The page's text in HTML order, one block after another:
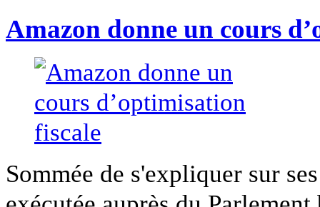
Amazon donne un cours
Sommée de s'expliquer sur